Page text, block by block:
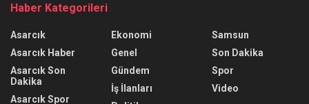
Haber Kategorileri
Asarcık
Asarcık Haber
Asarcık Son
Dakika
Asarcık Spor
Ekonomi
Genel
Gündem
İş İlanları
Samsun
Son Dakika
Spor
Video